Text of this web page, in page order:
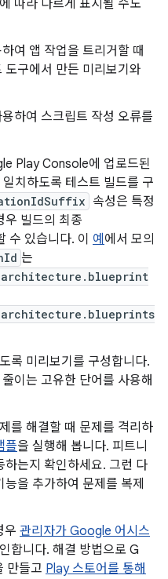
따라 다르게 표시될 수도
여 앱 작업을 트리거할 때
구에서 만든 미리보기와
하여 스크립트 작성 오류를
Play Console에 업로드된
치하도록 테스트 빌드를 구
속성은 특정
우 빌드의 최종
수 있습니다. 이 예 에서 모의
는
록 미리보기를 구성합니다.
이는 고유한 단어를 사용해
를 해결할 때 문제를 격리하
플을 실행해 봅니다. 피트니
는지 확인하세요. 그런 다
을 추가하여 문제를 복제
우 관리자가 Google 어시스
합니다. 해결 방법으로 G
만들고 Play 스토어를 통해